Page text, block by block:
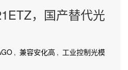
，国产替代光
, 兼容安化高 , 工业控制光模